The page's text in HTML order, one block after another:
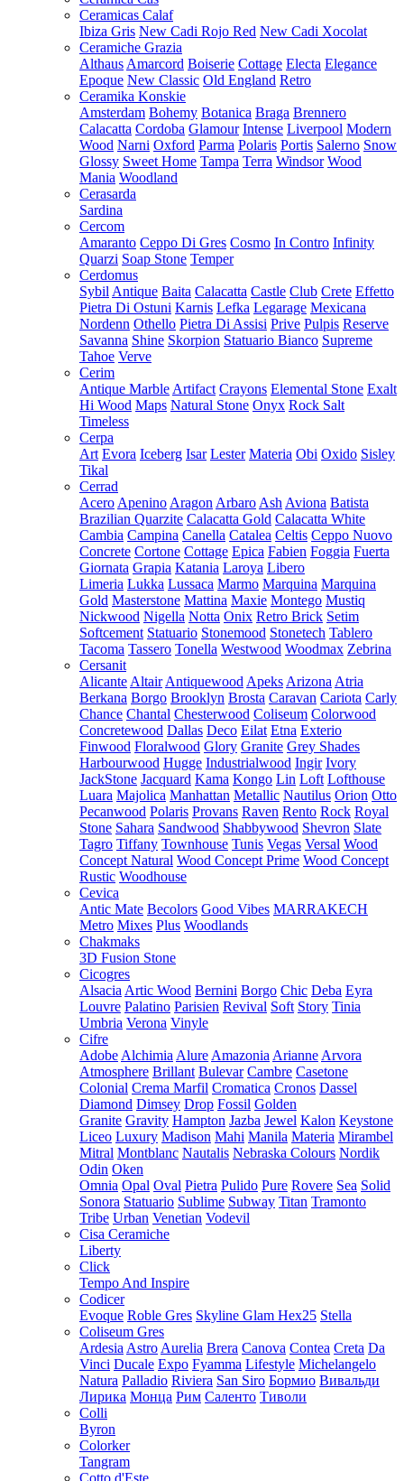
Ceramicas Calaf
Ibiza Gris New Cadi Rojo Red New Cadi Xocolat
Ceramiche Grazia
Althaus Amarcord Boiserie Cottage Electa Elegance
Epoque New Classic Old England Retro
Ceramika Konskie
Amsterdam Bohemy Botanica Braga Brennero
Calacatta Cordoba Glamour Intense Liverpool Modern
Wood Narni Oxford Parma Polaris Portis Salerno Snow
Glossy Sweet Home Tampa Terra Windsor Wood
Mania Woodland
Cerasarda
Sardina
Cercom
Amaranto Ceppo Di Gres Cosmo In Contro Infinity
Quarzi Soap Stone Temper
Cerdomus
Sybil Antique Baita Calacatta Castle Club Crete Effetto
Pietra Di Ostuni Karnis Lefka Legarage Mexicana
Nordenn Othello Pietra Di Assisi Prive Pulpis Reserve
Savanna Shine Skorpion Statuario Bianco Supreme
Tahoe Verve
Cerim
Antique Marble Artifact Crayons Elemental Stone Exalt
Hi Wood Maps Natural Stone Onyx Rock Salt
Timeless
Cerpa
Art Evora Iceberg Isar Lester Materia Obi Oxido Sisley
Tikal
Cerrad
Acero Apenino Aragon Arbaro Ash Aviona Batista
Brazilian Quarzite Calacatta Gold Calacatta White
Cambia Campina Canella Catalea Celtis Ceppo Nuovo
Concrete Cortone Cottage Epica Fabien Foggia Fuerta
Giornata Grapia Katania Laroya Libero
Limeria Lukka Lussaca Marmo Marquina Marquina
Gold Masterstone Mattina Maxie Montego Mustiq
Nickwood Nigella Notta Onix Retro Brick Setim
Softcement Statuario Stonemood Stonetech Tablero
Tacoma Tassero Tonella Westwood Woodmax Zebrina
Cersanit
Alicante Altair Antiquewood Apeks Arizona Atria
Berkana Borgo Brooklyn Brosta Caravan Cariota Carly
Chance Chantal Chesterwood Coliseum Colorwood
Concretewood Dallas Deco Eilat Etna Exterio
Finwood Floralwood Glory Granite Grey Shades
Harbourwood Hugge Industrialwood Ingir Ivory
JackStone Jacquard Kama Kongo Lin Loft Lofthouse
Luara Majolica Manhattan Metallic Nautilus Orion Otto
Pecanwood Polaris Provans Raven Rento Rock Royal
Stone Sahara Sandwood Shabbywood Shevron Slate
Tagro Tiffany Townhouse Tunis Vegas Versal Wood
Concept Natural Wood Concept Prime Wood Concept
Rustic Woodhouse
Cevica
Antic Mate Becolors Good Vibes MARRAKECH
Metro Mixes Plus Woodlands
Chakmaks
3D Fusion Stone
Cicogres
Alsacia Artic Wood Bernini Borgo Chic Deba Eyra
Louvre Palatino Parisien Revival Soft Story Tinia
Umbria Verona Vinyle
Cifre
Adobe Alchimia Alure Amazonia Arianne Arvora
Atmosphere Brillant Bulevar Cambre Casetone
Colonial Crema Marfil Cromatica Cronos Dassel
Diamond Dimsey Drop Fossil Golden
Granite Gravity Hampton Jazba Jewel Kalon Keystone
Liceo Luxury Madison Mahi Manila Materia Mirambel
Mitral Montblanc Nautalis Nebraska Colours Nordik
Odin Oken
Omnia Opal Oval Pietra Pulido Pure Rovere Sea Solid
Sonora Statuario Sublime Subway Titan Tramonto
Tribe Urban Venetian Vodevil
Cisa Ceramiche
Liberty
Click
Tempo And Inspire
Codicer
Evoque Roble Gres Skyline Glam Hex25 Stella
Coliseum Gres
Ardesia Astro Aurelia Brera Canova Contea Creta Da
Vinci Ducale Expo Fyamma Lifestyle Michelangelo
Natura Palladio Riviera San Siro Бормио Вивальди
Лирика Монца Рим Саленто Тиволи
Colli
Byron
Colorker
Tangram